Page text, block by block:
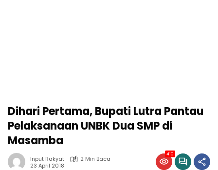
Dihari Pertama, Bupati Lutra Pantau
Pelaksanaan UNBK Dua SMP di
Masamba
Input Rakyat
2 Min Baca
23 April 2018
410